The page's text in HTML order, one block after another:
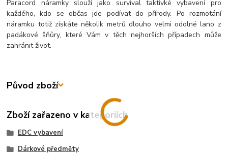
Paracord náramky slouží jako survival taktivké vybavení pro
každého, kdo se občas jde podívat do přírody. Po rozmotání
náramku totiž získáte několik metrů dlouho velmi odolné lano z
padákové šňůry, které Vám v těch nejhorších případech může
zahránit život.
Původ zboží
Zboží zařazeno v kategoriích
EDC vybavení
Dárkové předměty